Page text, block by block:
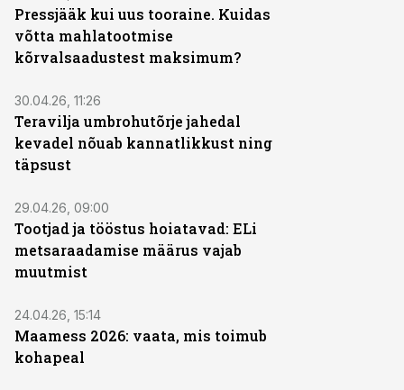
Pressjääk kui uus tooraine. Kuidas
võtta mahlatootmise
kõrvalsaadustest maksimum?
30.04.26, 11:26
Teravilja umbrohutõrje jahedal
kevadel nõuab kannatlikkust ning
täpsust
29.04.26, 09:00
Tootjad ja tööstus hoiatavad: ELi
metsaraadamise määrus vajab
muutmist
24.04.26, 15:14
Maamess 2026: vaata, mis toimub
kohapeal